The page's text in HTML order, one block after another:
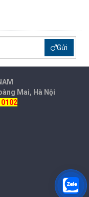
Gửi
Mai, Hà Nội
0102